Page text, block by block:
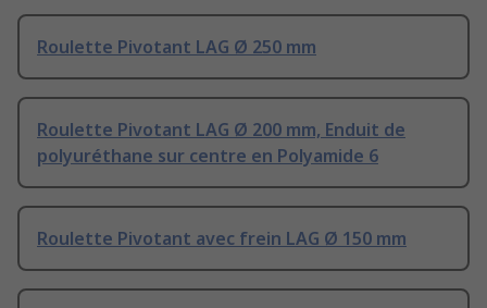
Roulette Pivotant LAG Ø 250 mm
Roulette Pivotant LAG Ø 200 mm, Enduit de
polyuréthane sur centre en Polyamide 6
Roulette Pivotant avec frein LAG Ø 150 mm